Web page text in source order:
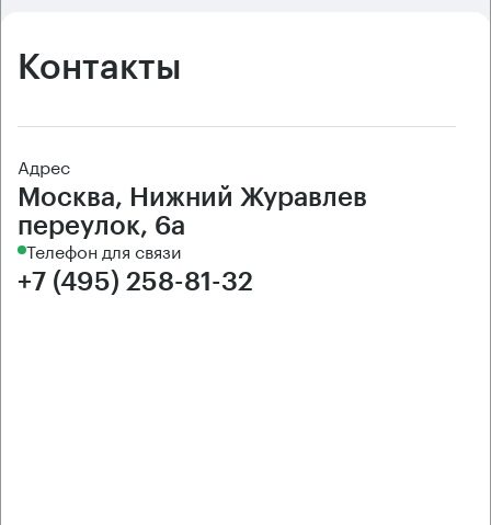
Контакты
Адрес
Москва, Нижний Журавлев
переулок, 6а
Телефон для связи
+7 (495) 258-81-32